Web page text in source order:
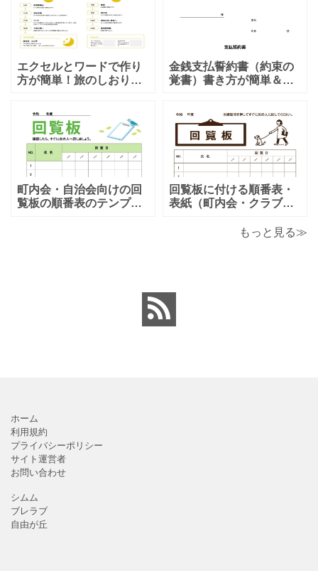
エクセルとワードで作り
方が簡単！旅のしおり
おすすめのテンプレート
となります。温泉旅行や
家族旅行など様々な用途
で、楽しく利用出来る旅
のしおりの素材となりま
す。ダウンロード後に簡
単に編集出来るエクセ
金銭支払誓約書（約束の
覚書）書き方が簡単＆項
す。シンプルな項目にな
りますので、利用用途に
より項目や内容を編集し
利用する事が可能です。
シンプルで簡易的な素材
となりますので、金銭支
払誓約書を作成時に用途
町内会・自治会向けの回
覧板の順番表のテンプレ
回覧板に付ける順番表・
表紙（町内会・クラブの
る「Excel・Word・
る「Excel・Word・
PDF」
もっと見る≫
ホーム
利用規約
プライバシーポリシー
サイト運営者
お問い合わせ
シムム
ブレラブ
自由が丘